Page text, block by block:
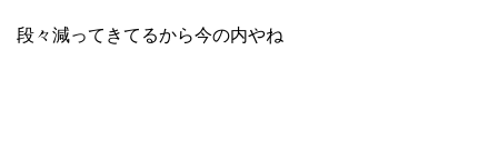
段々減ってきてるから今の内やね